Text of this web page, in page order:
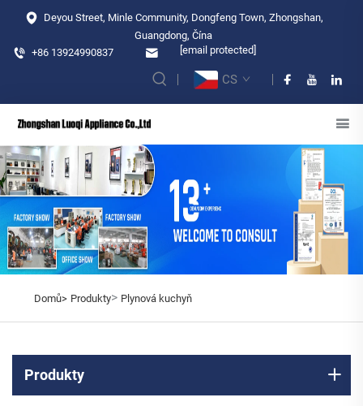
Deyou Street, Minle Community, Dongfeng Town, Zhongshan,
Guangdong, Čína
+86 13924990837
[email protected]
CS
Domů> Produkty> Plynová kuchyň
Produkty